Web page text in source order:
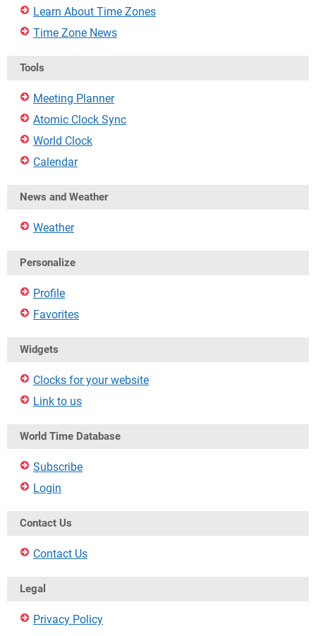
Learn About Time Zones
Time Zone News
Tools
Meeting Planner
Atomic Clock Sync
World Clock
Calendar
News and Weather
Weather
Personalize
Profile
Favorites
Widgets
Clocks for your website
Link to us
World Time Database
Subscribe
Login
Contact Us
Contact Us
Legal
Privacy Policy